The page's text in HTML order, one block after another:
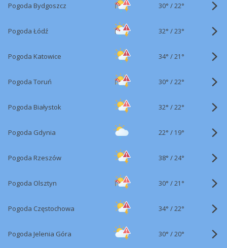
Pogoda Bydgoszcz 30° /22°
Pogoda Łódź 32° /23°
Pogoda Katowice 34° /21°
Pogoda Toruń 30° /22°
Pogoda Białystok 32° /22°
Pogoda Gdynia 22° / 19°
Pogoda Rzeszów 38° /24°
Pogoda Olsztyn 30° /21°
Pogoda Częstochowa 34° /22°
Pogoda Jelenia Góra 30° /20°